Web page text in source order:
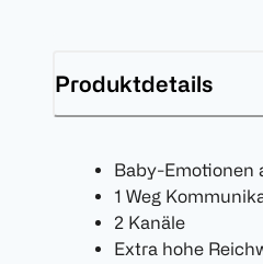
Produktdetails
Baby-Emotionen
1 Weg
2 Kanäle
Extra hohe